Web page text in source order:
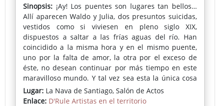
Sinopsis: ¡Ay! Los puentes son lugares tan bellos…
Allí aparecen Waldo y Julia, dos presuntos suicidas,
vestidos como si viviesen en pleno siglo XIX,
dispuestos a saltar a las frías aguas del río. Han
coincidido a la misma hora y en el mismo puente,
uno por la falta de amor, la otra por el exceso de
éste, no desean continuar por más tiempo en este
maravilloso mundo. Y tal vez sea esta la única cosa
que comparten, ella es una devota creyente, él, un
redomado ateo, ella una convencida feminista, él, un
Lugar: La Nava de Santiago, Salón de Actos
Enlace: D'Rule Artistas en el territorio